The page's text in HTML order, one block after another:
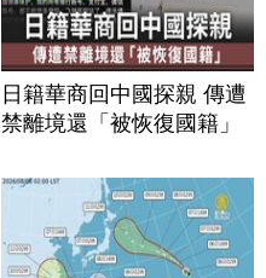
日籍華商回中國探親 傳遭
禁離境還「被恢復國籍」